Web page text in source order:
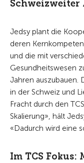
Schweizweiter
Jedsy plant die
deren
und die mit
Gesundheitswesen
Jahren auszubauen.
in der Schweiz und
Fracht durch den
Skalierung», hält
«Dadurch wird eine
Im TCS